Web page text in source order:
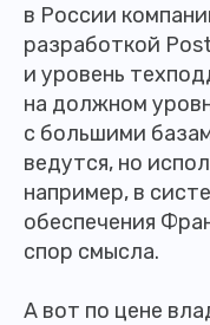
в России
разработкой
и уровень
на должном
с большими
ведутся, но
например, в
обеспечения
спор смысла.
А вот по цене